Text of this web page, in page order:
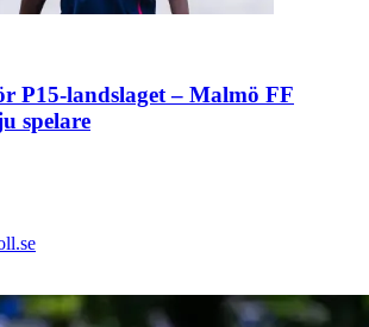
P15-landslaget – Malmö FF
spelare